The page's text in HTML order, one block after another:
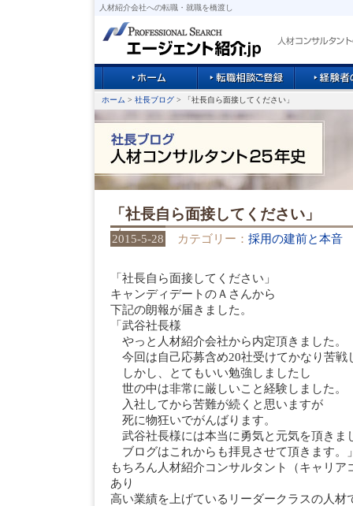
人材紹介会社への転職・就職を橋渡し
ホーム > 社長ブログ > 「社長自ら面接してください」
「社長自ら面接してください」
2015-5-28 カテゴリー： 採用の建前と本音
「社長自ら面接してください」
キャンディデートのＡさんから
下記の朗報が届きました。
「武谷社長様
やっと人材紹介会社から内定頂きました。
今回は自己応募含め20社受けてかなり苦戦
しかし、とてもいい勉強しましたし
世の中は非常に厳しいこと経験しました。
入社してから苦難が続くと思いますが
死に物狂いでがんばります。
武谷社長様には本当に勇気と元気を頂きま
ブログはこれからも拝見させて頂きます。
もちろん人材紹介コンサルタント（キャリア
あり
高い業績を上げているリーダークラスの人材